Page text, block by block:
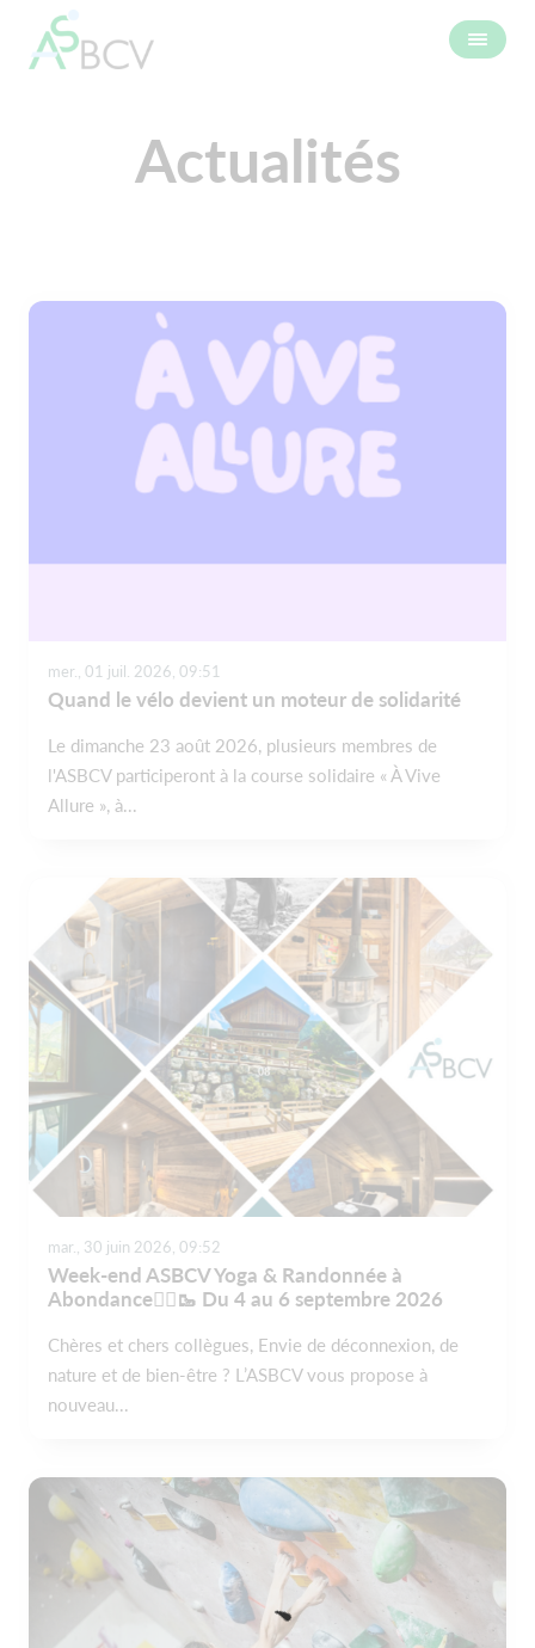
Actualités
mer., 01 juil. 2026, 09:51
Quand le vélo devient un moteur de solidarité
Le dimanche 23 août 2026, plusieurs membres de
l'ASBCV participeront à la course solidaire « À Vive
Allure », à...
mar., 30 juin 2026, 09:52
Week-end ASBCV Yoga & Randonnée à
Abondance🧘‍♀️🥾 Du 4 au 6 septembre 2026
Chères et chers collègues, Envie de déconnexion, de
nature et de bien-être ? L’ASBCV vous propose à
nouveau...